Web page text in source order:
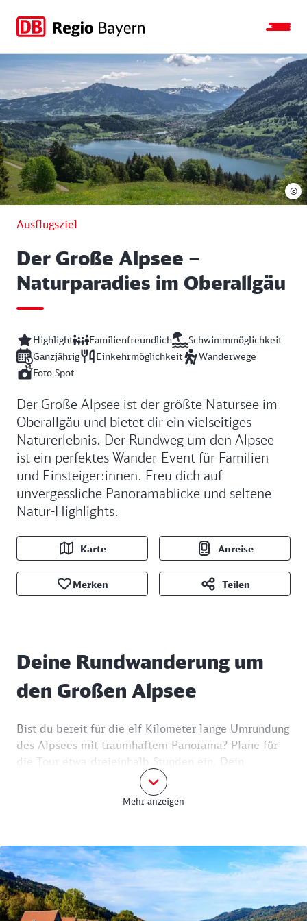
Zur
Hauptnavigation
springen
Zur
Seitensuche
springen
Zum
Hauptinhalt
springen
Zum
Footer
springen
Ausflugsziel
Der Große Alpsee –
Naturparadies im Oberallgäu
Highlight Familienfreundlich
Schwimmmöglichkeit
Ganzjährig
Einkehrmöglichkeit
Wanderwege
Foto-Spot
Der Große Alpsee ist der größte Natursee im
Oberallgäu und bietet dir ein vielseitiges
Naturerlebnis. Der Rundweg um den Alpsee
ist ein perfektes Wander-Event für Familien
und Einsteiger:innen. Freu dich auf
unvergessliche Panoramablicke und seltene
Natur-Highlights.
Karte Anreise
Merken Teilen
©
Deine Rundwanderung um
den Großen Alpsee
Bist du bereit für die elf Kilometer lange Umrundung
des Alpsees mit traumhaftem Panorama? Plane für
die Tour etwa dreieinhalb Stunden ein. Dein
Abenteuer startet am Bahnhof Immenstadt. Vom
Hauptausgang gehst du links auf die Bahnhofstraße
Richtung Kreisverkehr. Danach führt dich der Weg
Bundesstraße bis zur Abzweigung auf den Badeweg.
Nach etwa zwei Kilometern, vorbei an der
Konstanzer Ach und dem
Kleinen Alpsee, erreichst
du den Fischerweg. Auf der gegenüberliegenden
Straßenseite erwartet dich das
Gasthaus zum Alpsee
Mehr anzeigen